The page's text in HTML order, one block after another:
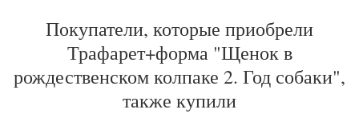
Покупатели, которые приобрели
Трафарет+форма "Щенок в
рождественском колпаке 2. Год собаки",
также купили